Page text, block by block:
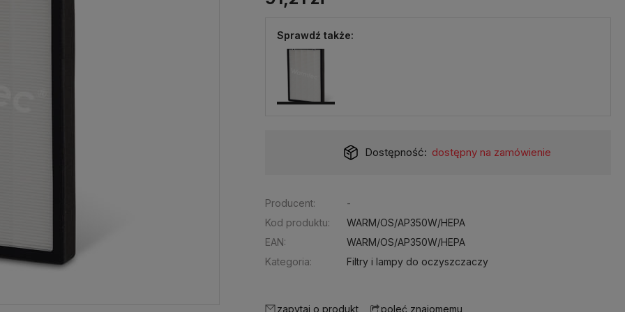
Sprawdź także:
Dostępność: dostępny na zamówienie
Producent:
-
Kod produktu:
WARM/OS/AP350W/HEPA
EAN:
WARM/OS/AP350W/HEPA
Kategoria:
Filtry i lampy do oczyszczaczy
zapytaj o produkt poleć znajomemu